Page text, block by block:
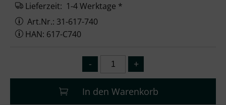
Lieferzeit: 1-4 Werktage *
Art.Nr.: 31-617-740
HAN: 617-C740
In den Warenkorb